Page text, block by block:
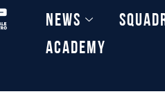
News
Academy